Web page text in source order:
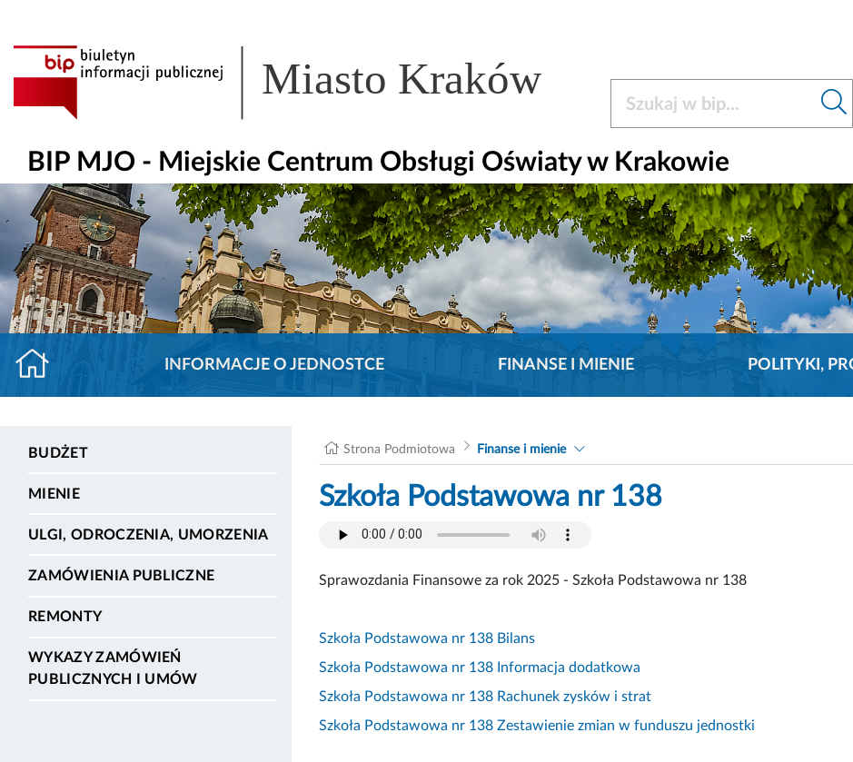
Miasto Kraków
BIP MJO - Miejskie Centrum Obsługi Oświaty w Krakowie
INFORMACJE O JEDNOSTCE FINANSE I MIENIE POLITYKI,
BUDŻET
MIENIE
ULGI, ODROCZENIA, UMORZENIA
ZAMÓWIENIA PUBLICZNE
REMONTY
WYKAZY ZAMÓWIEŃ
PUBLICZNYCH I UMÓW
Strona Podmiotowa Finanse i mienie
Szkoła Podstawowa nr 138
Sprawozdania Finansowe za rok 2025 - Szkoła Podstawowa nr 138
Szkoła Podstawowa nr 138 Bilans
Szkoła Podstawowa nr 138 Informacja dodatkowa
Szkoła Podstawowa nr 138 Rachunek zysków i strat
Szkoła Podstawowa nr 138 Zestawienie zmian w funduszu jednostki